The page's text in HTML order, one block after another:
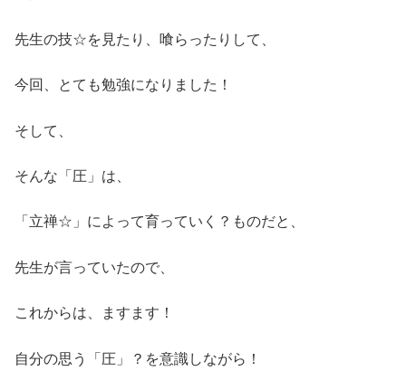
先生の技☆を見たり、喰らったりして、
今回、とても勉強になりました！
そして、
そんな「圧」は、
「立禅☆」によって育っていく？ものだと、
先生が言っていたので、
これからは、ますます！
自分の思う「圧」？を意識しながら！